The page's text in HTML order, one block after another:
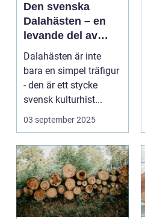
Den svenska
Dalahästen – en
levande del av
Sveriges
kulturhistoria.
Dalahästen är inte
bara en simpel träfigur
- den är ett stycke
svensk kulturhist...
03 september 2025